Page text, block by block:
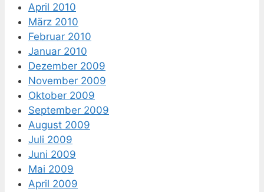
April 2010
März 2010
Februar 2010
Januar 2010
Dezember 2009
November 2009
Oktober 2009
September 2009
August 2009
Juli 2009
Juni 2009
Mai 2009
April 2009